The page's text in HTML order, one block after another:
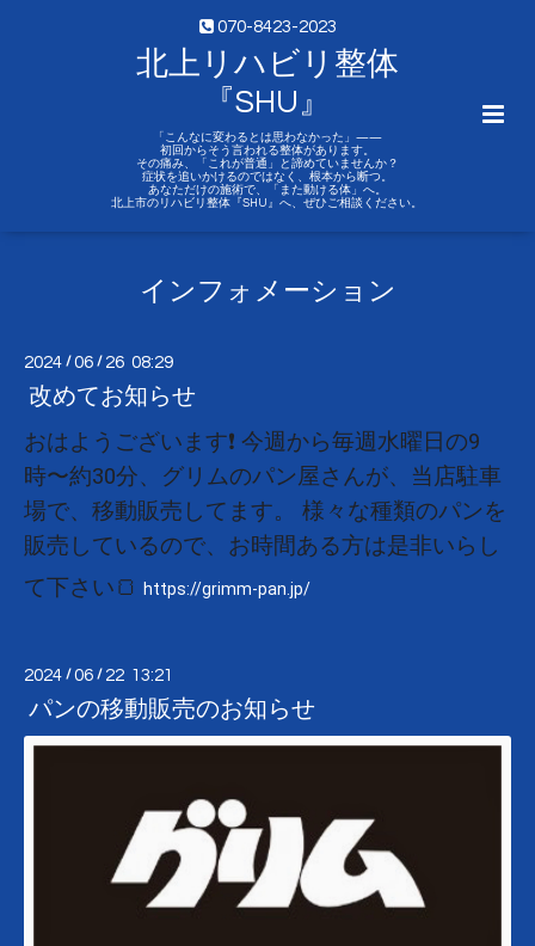
070-8423-2023
北上リハビリ整体
『SHU』
「こんなに変わるとは思わなかった」——
初回からそう言われる整体があります。
その痛み、「これが普通」と諦めていませんか？
症状を追いかけるのではなく、根本から断つ。
あなただけの施術で、「また動ける体」へ。
北上市のリハビリ整体『SHU』へ、ぜひご相談ください。
インフォメーション
2024 /06 / 26 08:29
改めてお知らせ
おはようございます❗️ 今週から毎週水曜日の9
時〜約30分、グリムのパン屋さんが、当店駐車
場で、移動販売してます。 様々な種類のパンを
販売しているので、お時間ある方は是非いらし
て下さい🍞
https://grimm-pan.jp/
2024 /06 / 22 13:21
パンの移動販売のお知らせ